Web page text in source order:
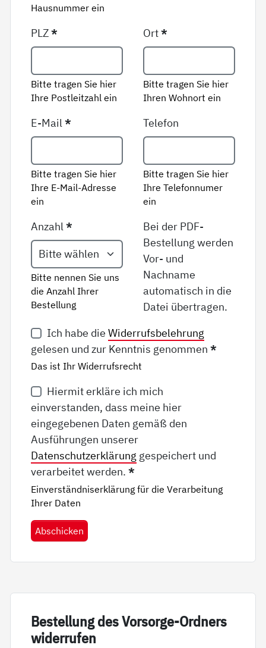
Hausnummer ein
PLZ*
Bitte tragen Sie hier
Ihre Postleitzahl ein
Ort*
Bitte tragen Sie hier
Ihren Wohnort ein
E-Mail*
Bitte tragen Sie hier
Ihre E-Mail-Adresse
ein
Telefon
Bitte tragen Sie hier
Ihre Telefonnumer
ein
Anzahl*
Bitte nennen Sie uns
die Anzahl Ihrer
Bestellung
Bei der PDF-
Bestellung werden
Vor- und
Nachname
automatisch in die
Datei übertragen.
Ich habe die Widerrufsbelehrung
gelesen und zur Kenntnis genommen*
Das ist Ihr Widerrufsrecht
Hiermit erkläre ich mich
einverstanden, dass meine hier
eingegebenen Daten gemäß den
Ausführungen unserer
Datenschutzerklärung gespeichert und
verarbeitet werden.*
Einverständniserklärung für die Verarbeitung
Ihrer Daten
Abschicken
Be­stel­lung des Vor­sor­ge-Ord­ners
wi­der­ru­fen